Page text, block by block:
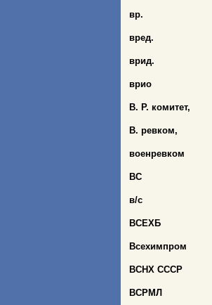
вр.
вред.
врид.
врио
В. Р. комитет,
В. ревком,
военревком
ВС
в/с
ВСЕХБ
Всехимпром
ВСНХ СССР
ВСРМЛ